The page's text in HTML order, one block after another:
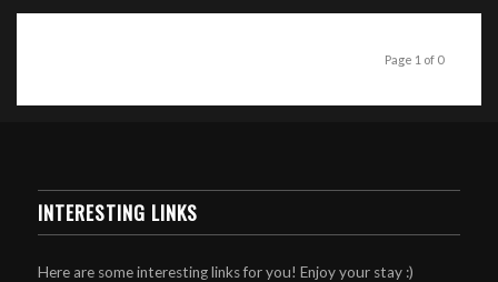
Page 1 of 0
INTERESTING LINKS
Here are some interesting links for you! Enjoy your stay :)